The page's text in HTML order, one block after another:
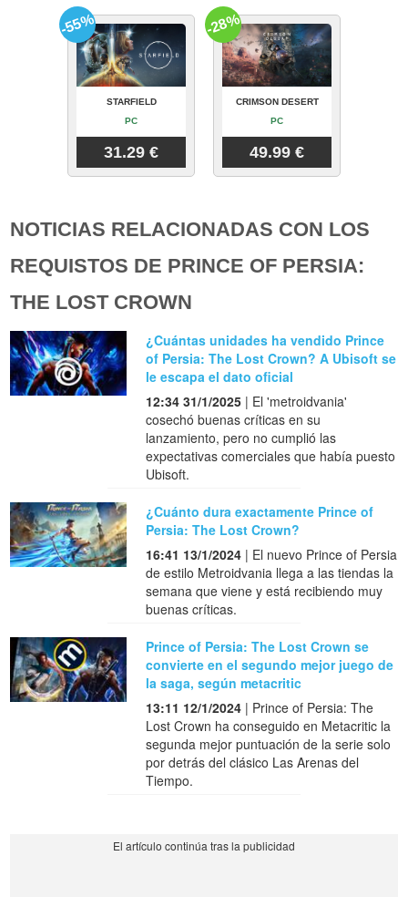
STARFIELD
PC
31.29 €
-55%
CRIMSON DESERT
PC
49.99 €
-28%
NOTICIAS RELACIONADAS CON LOS
REQUISTOS DE PRINCE OF PERSIA:
THE LOST CROWN
¿Cuántas unidades ha vendido Prince
of Persia: The Lost Crown? A Ubisoft se
le escapa el dato oficial
12:34 31/1/2025 | El 'metroidvania'
cosechó buenas críticas en su
lanzamiento, pero no cumplió las
expectativas comerciales que había puesto
Ubisoft.
¿Cuánto dura exactamente Prince of
Persia: The Lost Crown?
16:41 13/1/2024 | El nuevo Prince of Persia
de estilo Metroidvania llega a las tiendas la
semana que viene y está recibiendo muy
buenas críticas.
Prince of Persia: The Lost Crown se
convierte en el segundo mejor juego de
la saga, según metacritic
13:11 12/1/2024 | Prince of Persia: The
Lost Crown ha conseguido en Metacritic la
segunda mejor puntuación de la serie solo
por detrás del clásico Las Arenas del
Tiempo.